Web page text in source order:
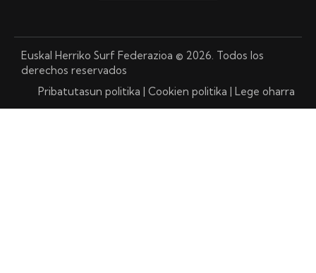
Euskal Herriko Surf Federazioa © 2026. Todos los
derechos reservados
Pribatutasun politika | Cookien politika | Lege oharra